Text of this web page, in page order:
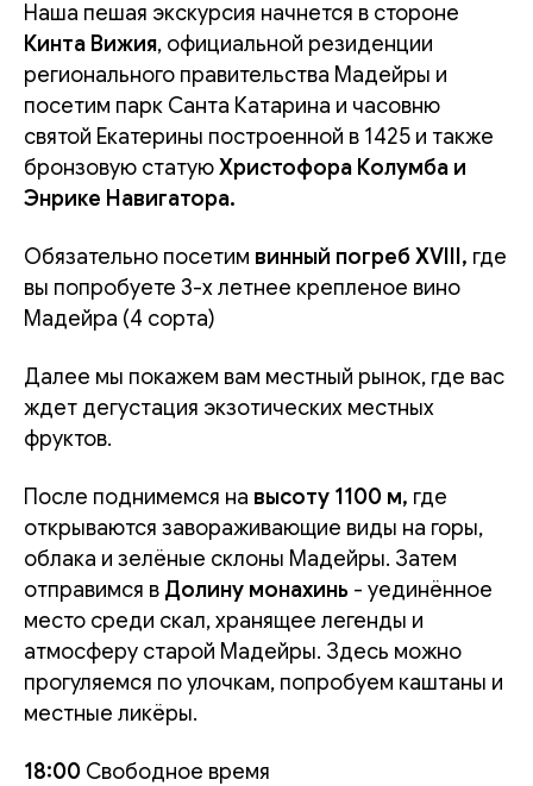
Наша пешая экскурсия начнется в стороне
Кинта Вижия, официальной резиденции
регионального правительства Мадейры и
посетим парк Санта Катарина и часовню
святой Екатерины построенной в 1425 и также
бронзовую статуюХристофора Колумба и
Энрике Навигатора.
Обязательно посетим винный погреб XVIII, где
вы попробуете 3-х летнее крепленое вино
Мадейра (4 сорта)
Далее мы покажем вам местный рынок, где вас
ждет дегустация экзотических местных
фруктов.
После поднимемся на высоту 1100 м, где
открываются завораживающие виды на горы,
облака и зелёные склоны Мадейры. Затем
отправимся в Долину монахинь - уединённое
место среди скал, хранящее легенды и
атмосферу старой Мадейры. Здесь можно
прогуляемся по улочкам, попробуем каштаны и
местные ликёры.
18:00 Свободное время